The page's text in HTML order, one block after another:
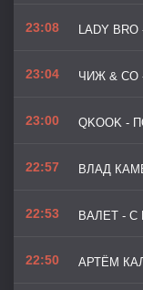
23:08 LADY
23:04
23:00 QKOOK -
22:57
22:53 ВАЛЕТ -
22:50 АРТЁМ